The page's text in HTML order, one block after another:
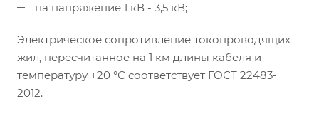
на напряжение 1 кВ - 3,5 кВ;
Электрическое сопротивление токопроводящих
жил, пересчитанное на 1 км длины кабеля и
температуру +20 °С соответствует ГОСТ 22483-
2012.